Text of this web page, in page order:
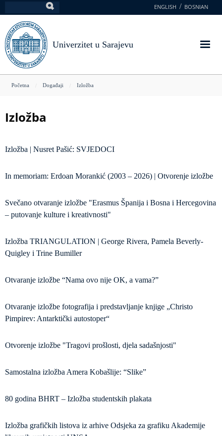
na
glavni
sadržaj
ENGLISH BOSNIAN
Univerzitet u Sarajevu
You
here
Početna Događaji Izložba
Izložba
Izložba | Nusret Pašić: SVJEDOCI
In memoriam: Erdoan Morankić (2003 – 2026) | Otvorenje izložbe
Svečano otvaranje izložbe "Erasmus Španija i Bosna i Hercegovina
– putovanje kulture i kreativnosti"
Izložba TRIANGULATION | George Rivera, Pamela Beverly-
Quigley i Trine Bumiller
Otvaranje izložbe “Nama ovo nije OK, a vama?”
Otvaranje izložbe fotografija i predstavljanje knjige „Christo
Pimpirev: Antarktički autostoper“
Otvorenje izložbe "Tragovi prošlosti, djela sadašnjosti"
Samostalna izložba Amera Kobašlije: “Slike”
80 godina BHRT – Izložba studentskih plakata
Izložba grafičkih listova iz arhive Odsjeka za grafiku Akademije